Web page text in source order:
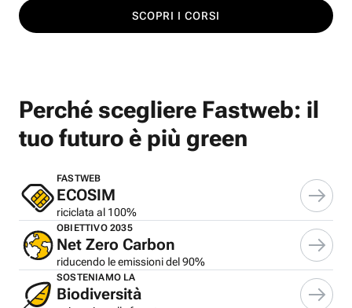
SCOPRI I CORSI
Perché scegliere Fastweb: il
tuo futuro è più green
FASTWEB
ECOSIM
riciclata al 100%
OBIETTIVO 2035
Net Zero Carbon
riducendo le emissioni del 90%
SOSTENIAMO LA
Biodiversità